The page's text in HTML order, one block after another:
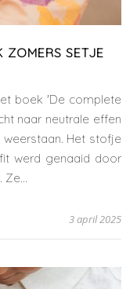
ZOMERS SETJE
naar neutrale effen
Het stofje
werd genaaid door
Ze…
3 april 2025